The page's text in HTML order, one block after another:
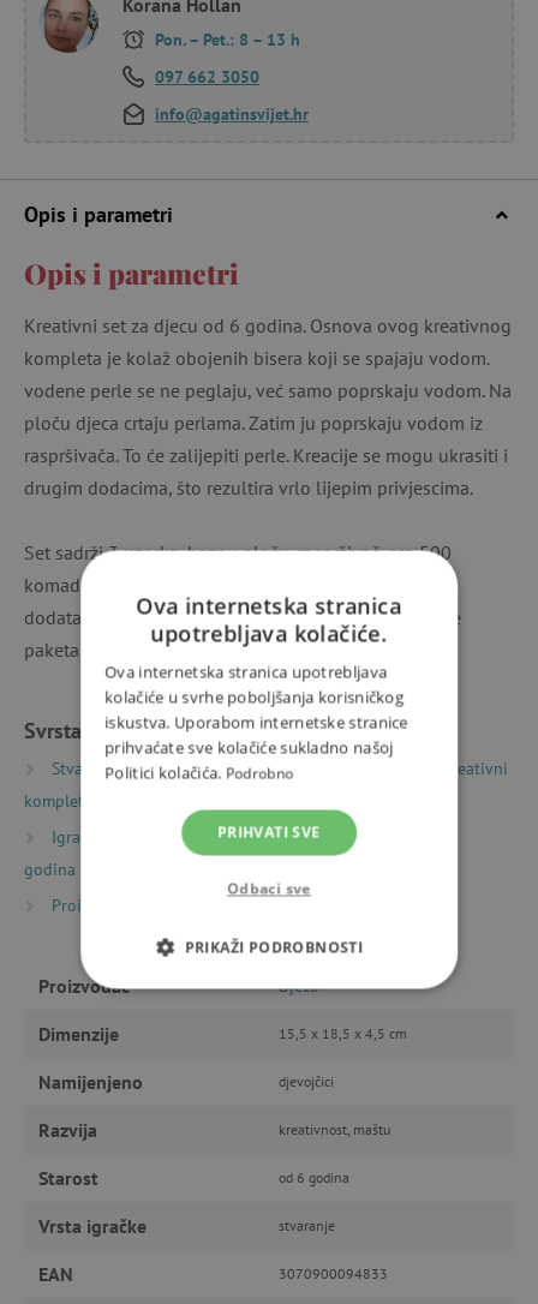
Pon. – Pet.: 8 – 13 h
097 662 3050
info@agatinsvijet.hr
Opis i parametri
Opis i parametri
Kreativni set za djecu od 6 godina. Osnova ovog kreativnog
kompleta je kolaž obojenih bisera koji se spajaju vodom.
vodene perle se ne peglaju, već samo poprskaju vodom. Na
ploču djeca crtaju perlama. Zatim ju poprskaju vodom iz
raspršivača. To će zalijepiti perle. Kreacije se mogu ukrasiti i
drugim dodacima, što rezultira vrlo lijepim privjescima.
Set sadrži 3 uzorka, baznu ploču, raspršivač, cca 500
komada bisera u boji, špulicu, konac, iglu, mnoštvo
dodataka za upotpunjavanje vaših kreacija. Dimenzije
paketa su 15,5 x 18,5 x 4,5 cm.
Svrstano u kategorije
Stvaranje Kreativni kompleti i izrađivanje
Kreativni
kompleti
Igračke prema starosti
Igre i igračke za djecu od 6
godina
Proizvođači
Proizvođač Djeco
Dimenzije 15,5 x 18,5 x 4,5 cm
Namijenjeno djevojčici
Razvija kreativnost, maštu
Starost od 6 godina
Vrsta igračke stvaranje
EAN 3070900094833
Ova internetska stranica
upotrebljava kolačiće.
Ova internetska stranica upotrebljava
kolačiće u svrhe poboljšanja korisničkog
iskustva. Uporabom internetske stranice
prihvaćate sve kolačiće sukladno našoj
Politici kolačića. Podrobno
PRIHVATI SVE
Odbaci sve
PRIKAŽI PODROBNOSTI
NUŽNO POTREBNI KOLAČIĆI
Nužno potrebni kolačići